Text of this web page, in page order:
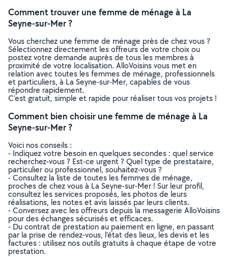
Comment trouver une femme de ménage à La
Seyne-sur-Mer ?
Vous cherchez une femme de ménage près de chez vous ?
Sélectionnez directement les offreurs de votre choix ou
postez votre demande auprès de tous les membres à
proximité de votre localisation. AlloVoisins vous met en
relation avec toutes les femmes de ménage, professionnels
et particuliers, à La Seyne-sur-Mer, capables de vous
répondre rapidement.
C’est gratuit, simple et rapide pour réaliser tous vos projets !
Comment bien choisir une femme de ménage à La
Seyne-sur-Mer ?
Voici nos conseils :
- Indiquez votre besoin en quelques secondes : quel service
recherchez-vous ? Est-ce urgent ? Quel type de prestataire,
particulier ou professionnel, souhaitez-vous ?
- Consultez la liste de toutes les femmes de ménage,
proches de chez vous à La Seyne-sur-Mer ! Sur leur profil,
consultez les services proposés, les photos de leurs
réalisations, les notes et avis laissés par leurs clients.
- Conversez avec les offreurs depuis la messagerie AlloVoisins
pour des échanges sécurisés et efficaces.
- Du contrat de prestation au paiement en ligne, en passant
par la prise de rendez-vous, l’état des lieux, les devis et les
factures : utilisez nos outils gratuits à chaque étape de votre
prestation.